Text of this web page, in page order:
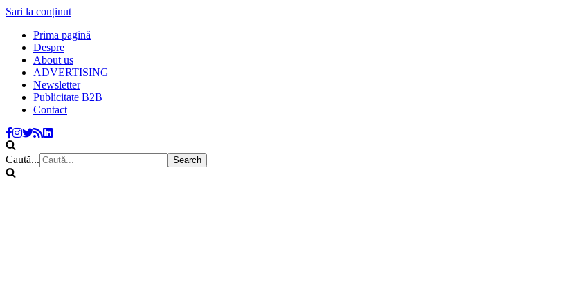
Sari la conținut
Prima pagină
Despre
About us
ADVERTISING
Newsletter
Publicitate B2B
Contact
Caută...